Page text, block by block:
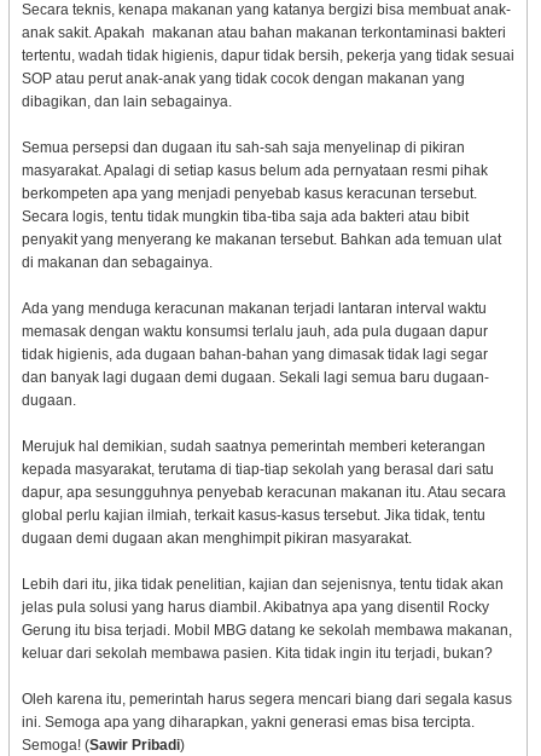
Secara teknis, kenapa makanan yang katanya bergizi bisa membuat anak-
anak sakit. Apakah makanan atau bahan makanan terkontaminasi bakteri
tertentu, wadah tidak higienis, dapur tidak bersih, pekerja yang tidak sesuai
SOP atau perut anak-anak yang tidak cocok dengan makanan yang
dibagikan, dan lain sebagainya.
Semua persepsi dan dugaan itu sah-sah saja menyelinap di pikiran
masyarakat. Apalagi di setiap kasus belum ada pernyataan resmi pihak
berkompeten apa yang menjadi penyebab kasus keracunan tersebut.
Secara logis, tentu tidak mungkin tiba-tiba saja ada bakteri atau bibit
penyakit yang menyerang ke makanan tersebut. Bahkan ada temuan ulat
di makanan dan sebagainya.
Ada yang menduga keracunan makanan terjadi lantaran interval waktu
memasak dengan waktu konsumsi terlalu jauh, ada pula dugaan dapur
tidak higienis, ada dugaan bahan-bahan yang dimasak tidak lagi segar
dan banyak lagi dugaan demi dugaan. Sekali lagi semua baru dugaan-
dugaan.
Merujuk hal demikian, sudah saatnya pemerintah memberi keterangan
kepada masyarakat, terutama di tiap-tiap sekolah yang berasal dari satu
dapur, apa sesungguhnya penyebab keracunan makanan itu. Atau secara
global perlu kajian ilmiah, terkait kasus-kasus tersebut. Jika tidak, tentu
dugaan demi dugaan akan menghimpit pikiran masyarakat.
Lebih dari itu, jika tidak penelitian, kajian dan sejenisnya, tentu tidak akan
jelas pula solusi yang harus diambil. Akibatnya apa yang disentil Rocky
Gerung itu bisa terjadi. Mobil MBG datang ke sekolah membawa makanan,
keluar dari sekolah membawa pasien. Kita tidak ingin itu terjadi, bukan?
Oleh karena itu, pemerintah harus segera mencari biang dari segala kasus
ini. Semoga apa yang diharapkan, yakni generasi emas bisa tercipta.
Semoga! (Sawir Pribadi)